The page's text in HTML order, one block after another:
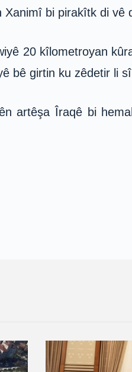
bi pirakîtk di
20 kîlometroyan
bê girtin ku zêdetir li
artêşa Îraqê bi